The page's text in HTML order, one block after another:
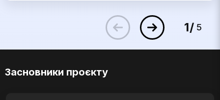
1 5
Засновники проєкту